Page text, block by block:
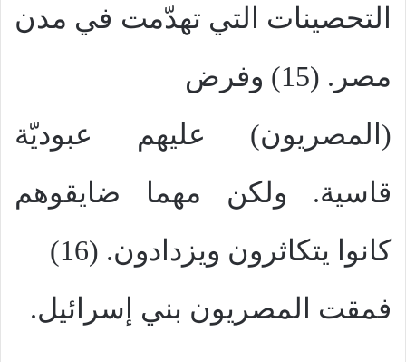
التحصينات التي تهدّمت في مدن
مصر. (15) وفرض
(المصريون) عليهم عبوديّة
قاسية. ولكن مهما ضايقوهم
كانوا يتكاثرون ويزدادون. (16)
فمقت المصريون بني إسرائيل.